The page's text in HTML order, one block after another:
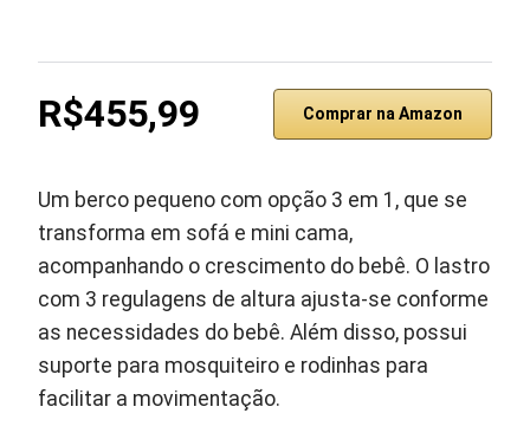
R$455,99 Comprar na Amazon
Um berco pequeno com opção 3 em 1, que se
transforma em sofá e mini cama,
acompanhando o crescimento do bebê. O lastro
com 3 regulagens de altura ajusta-se conforme
as necessidades do bebê. Além disso, possui
suporte para mosquiteiro e rodinhas para
facilitar a movimentação.